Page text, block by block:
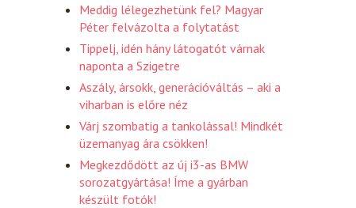
Meddig lélegezhetünk fel? Magyar
Péter felvázolta a folytatást
Tippelj, idén hány látogatót várnak
naponta a Szigetre
Aszály, ársokk, generációváltás – aki a
viharban is előre néz
Várj szombatig a tankolással! Mindkét
üzemanyag ára csökken!
Megkezdődött az új i3-as BMW
sorozatgyártása! Íme a gyárban
készült fotók!